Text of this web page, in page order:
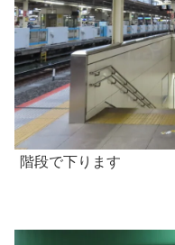
階段で下ります